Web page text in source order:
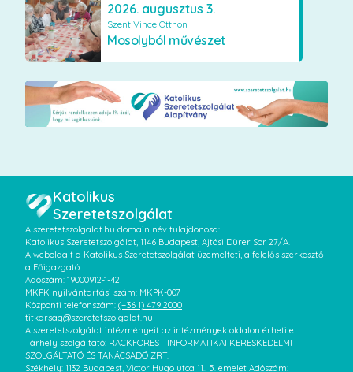
2026. augusztus 3.
Szent Vince Otthon
Mosolyból művészet
Katolikus
Szeretetszolgálat
A szeretetszolgalat.hu domain név tulajdonosa:
Katolikus Szeretetszolgálat, 1146 Budapest, Ajtósi Dürer Sor 27/A.
A weboldalt a Katolikus Szeretetszolgálat üzemelteti, a felelős szerkesztő
a Főigazgató.
Adószám: 19000912-1-42
MKPK nyilvántartási szám: MKPK-007
Központi telefonszám: (+36 1) 479 2000
titkarsag@szeretetszolgalat.hu
A szeretetszolgálat intézményeit az intézmények oldalon érheti el.
Tárhely szolgáltató: RACKFOREST INFORMATIKAI KERESKEDELMI
SZOLGÁLTATÓ ÉS TANÁCSADÓ ZRT.
Székhely: 1132 Budapest, Victor Hugo utca 11., 5. emelet Adószám: